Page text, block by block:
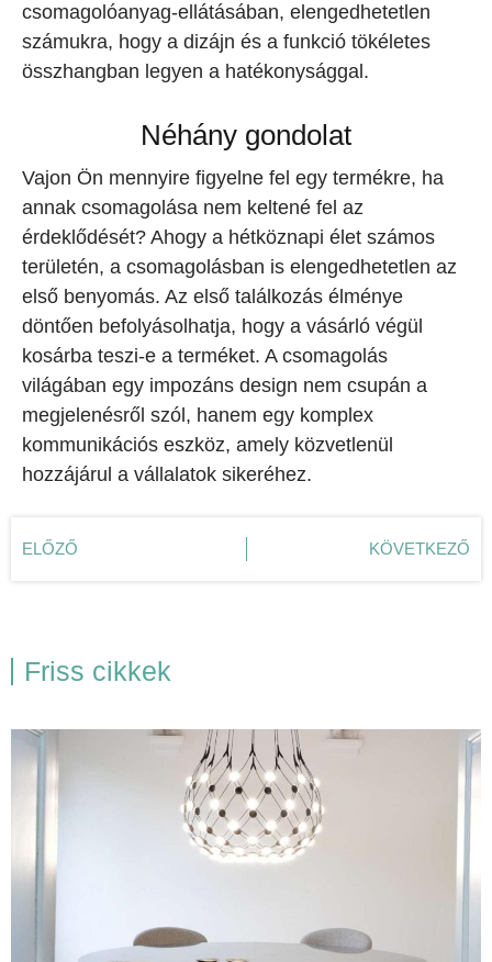
csomagolóanyag-ellátásában, elengedhetetlen
számukra, hogy a dizájn és a funkció tökéletes
összhangban legyen a hatékonysággal.
Néhány gondolat
Vajon Ön mennyire figyelne fel egy termékre, ha
annak csomagolása nem keltené fel az
érdeklődését? Ahogy a hétköznapi élet számos
területén, a csomagolásban is elengedhetetlen az
első benyomás. Az első találkozás élménye
döntően befolyásolhatja, hogy a vásárló végül
kosárba teszi-e a terméket. A csomagolás
világában egy impozáns design nem csupán a
megjelenésről szól, hanem egy komplex
kommunikációs eszköz, amely közvetlenül
hozzájárul a vállalatok sikeréhez.
ELŐZŐ KÖVETKEZŐ
Friss cikkek